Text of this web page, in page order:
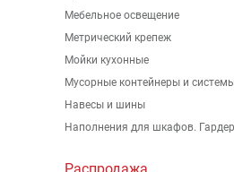
Мебельное освещение
Метрический крепеж
Мойки кухонные
Мусорные контейнеры и
Навесы и шины
Наполнения для шкафов.